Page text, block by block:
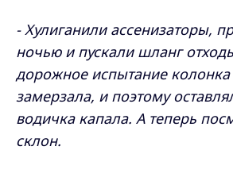
- Хулиганили ассенизаторы,
ночью и пускали шланг
дорожное испытание
замерзала, и поэтому
водичка капала. А теперь
склон.